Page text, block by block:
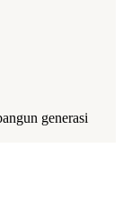
generasi